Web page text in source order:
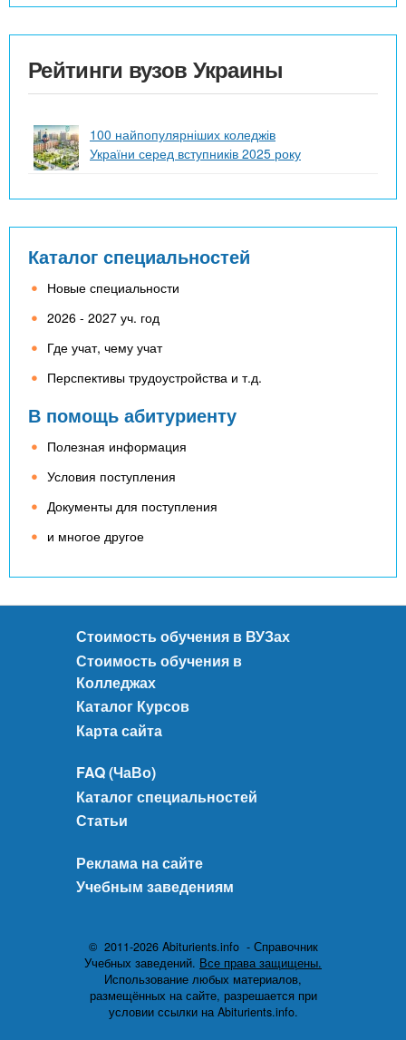
Рейтинги вузов Украины
100 найпопулярніших коледжів
України серед вступників 2025 року
Каталог специальностей
Новые специальности
2026 - 2027 уч. год
Где учат, чему учат
Перспективы трудоустройства и т.д.
В помощь абитуриенту
Полезная информация
Условия поступления
Документы для поступления
и многое другое
Стоимость обучения в ВУЗах
Стоимость обучения в
Колледжах
Каталог Курсов
Карта сайта
FAQ (ЧаВо)
Каталог специальностей
Статьи
Реклама на сайте
Учебным заведениям
© 2011-2026 Abiturients.info - Справочник
Учебных заведений. Все права защищены.
Использование любых материалов,
размещённых на сайте, разрешается при
условии ссылки на Abiturients.info.